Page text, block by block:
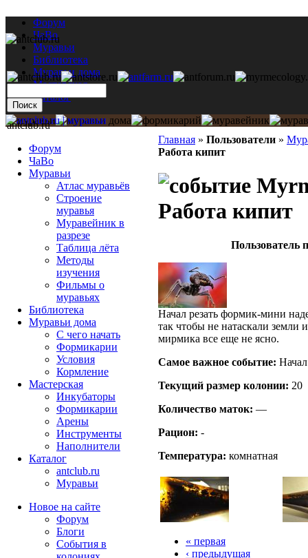
Форум
ЧаВо
Муравьи
Библиотека
Муравьи дома
Мастерская
Каталог
Главная » Пользователи »
Работа кипит
Работа кипит
Пользователь
Начал резать формик-мини
так чтобы не натаскали земли
мирмика все еще не ясно.
Самое важное событие:
Текущий размер кoлонии: 20
Количество маток: —
Рацион: -
Температура: комнатная
« первая
‹ предыдущая
antclub.ru
Форум
ЧаВо
Муравьи
Атлас муравьёв
Строение
муравья
Муравейник в
разрезе
Таблица лёта
Методы
изучения
Фильмы о
муравьях
Библиотека
Муравьи дома
С чего начать
Формикарии
Условия
Кормление
Мастерская
Инкубаторы
Формикарии
Арены
Инструменты
Наполнители
Каталог
antclub.ru
Муравьи
Новое на сайте
Форум
Блоги
События в